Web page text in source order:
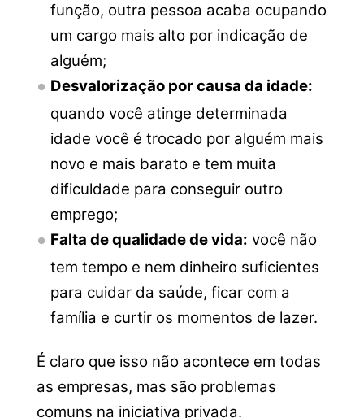
função, outra pessoa acaba ocupando
um cargo mais alto por indicação de
alguém;
Desvalorização por causa da idade:
quando você atinge determinada
idade você é trocado por alguém mais
novo e mais barato e tem muita
dificuldade para conseguir outro
emprego;
Falta de qualidade de vida: você não
tem tempo e nem dinheiro suficientes
para cuidar da saúde, ficar com a
família e curtir os momentos de lazer.
É claro que isso não acontece em todas
as empresas, mas são problemas
comuns na iniciativa privada.